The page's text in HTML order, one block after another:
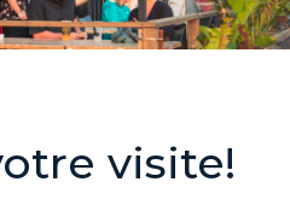
visite!